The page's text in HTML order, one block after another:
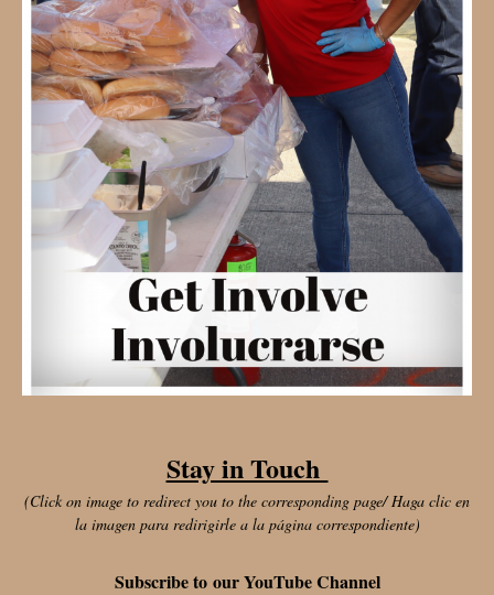
Stay in Touch
(Click on image to redirect you to the corresponding page/ Haga clic en
la imagen para redirigirle a la página correspondiente)
Subscribe to our YouTube Channel